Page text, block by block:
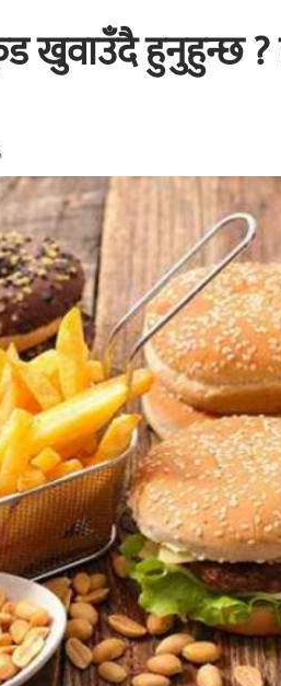
खुवाउँदै हुनुहुन्छ ?